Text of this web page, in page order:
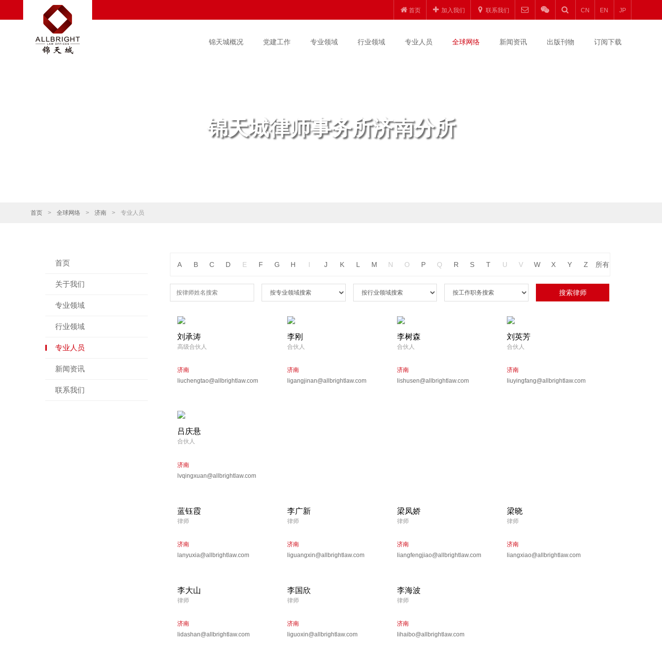
首页 加入我们 联系我们 CN EN JP
锦天城概况 党建工作 专业领域 行业领域 专业人员 全球网络 新闻资讯 出版刊物 订阅下载
锦天城律师事务所济南分所
首页 > 全球网络 > 济南 > 专业人员
首页
关于我们
专业领域
行业领域
专业人员
新闻资讯
联系我们
A B C D E F G H I J K L M N O P Q R S T U V W X Y Z 所有
刘承涛
高级合伙人
济南
liuchengtao@allbrightlaw.com
李刚
合伙人
济南
ligangjinan@allbrightlaw.com
李树森
合伙人
济南
lishusen@allbrightlaw.com
刘英芳
合伙人
济南
liuyingfang@allbrightlaw.com
吕庆悬
合伙人
济南
lvqingxuan@allbrightlaw.com
蓝钰霞
律师
济南
lanyuxia@allbrightlaw.com
李广新
律师
济南
liguangxin@allbrightlaw.com
梁凤娇
律师
济南
liangfengjiao@allbrightlaw.com
梁晓
律师
济南
liangxiao@allbrightlaw.com
李大山
律师
济南
lidashan@allbrightlaw.com
李国欣
律师
济南
liguoxin@allbrightlaw.com
李海波
律师
济南
lihaibo@allbrightlaw.com